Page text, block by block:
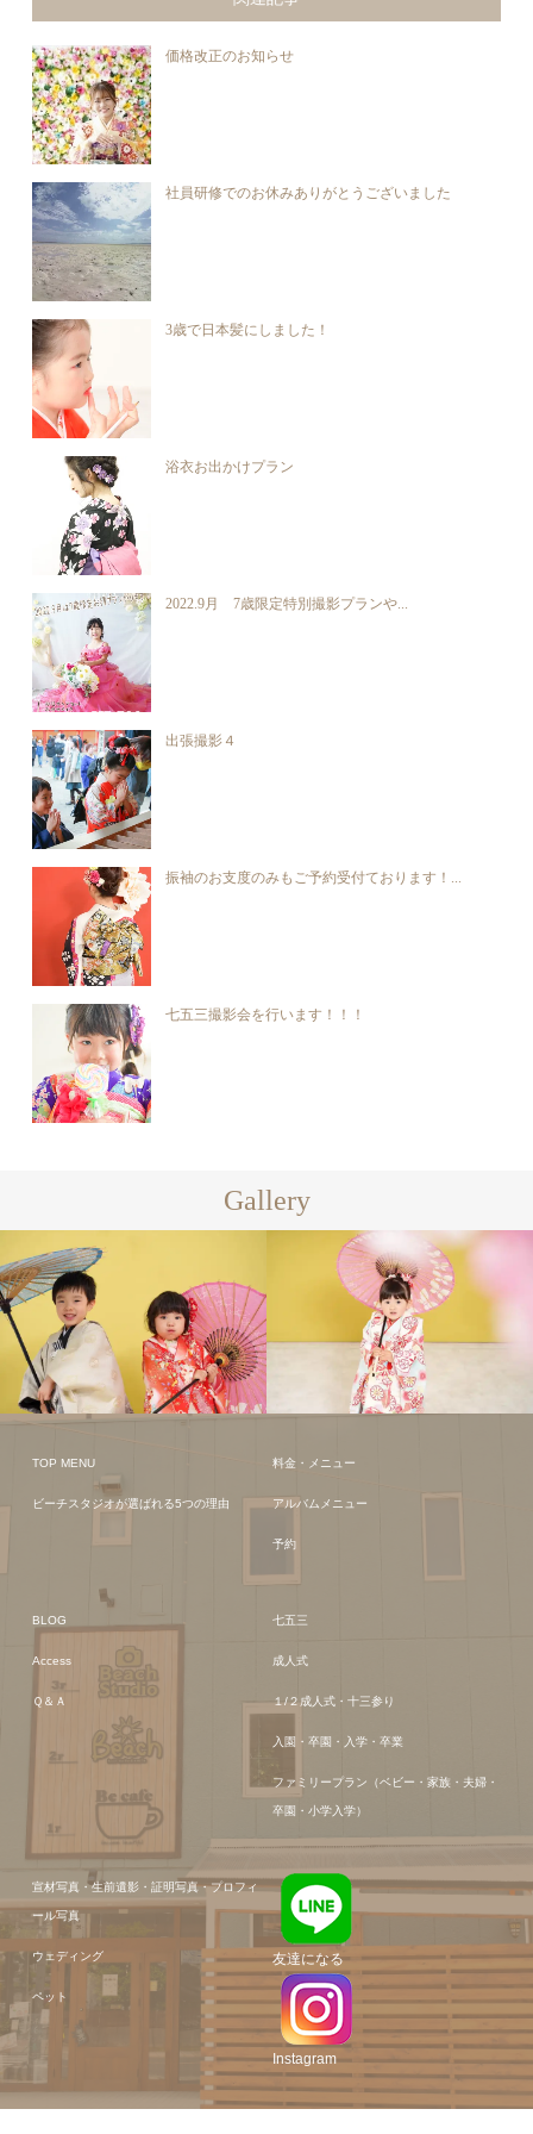
価格改正のお知らせ
社員研修でのお休みありがとうございました
3歳で日本髪にしました！
浴衣お出かけプラン
2022.9月 7歳限定特別撮影プランや...
出張撮影４
振袖のお支度のみもご予約受付ております！...
七五三撮影会を行います！！！
Gallery
TOP MENU
ビーチスタジオが選ばれる5つの理由
料金・メニュー
アルバムメニュー
予約
BLOG
Access
Ｑ＆Ａ
七五三
成人式
１/２成人式・十三参り
入園・卒園・入学・卒業
ファミリープラン（ベビー・家族・夫婦・
卒園・小学入学）
宣材写真・生前遺影・証明写真・プロフィ
ール写真
ウェディング
ペット
友達になる
Instagram